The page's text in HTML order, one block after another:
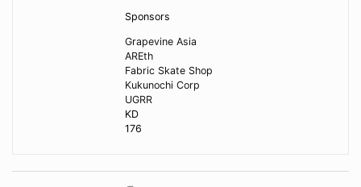
Sponsors
Grapevine Asia
AREth
Fabric Skate Shop
Kukunochi Corp
UGRR
KD
176